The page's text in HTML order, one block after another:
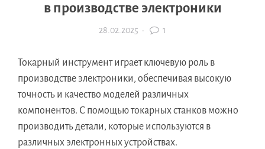
в производстве электроники
28.02.2025 · 1
Токарный инструмент играет ключевую роль в
производстве электроники, обеспечивая высокую
точность и качество моделей различных
компонентов. С помощью токарных станков можно
производить детали, которые используются в
различных электронных устройствах.